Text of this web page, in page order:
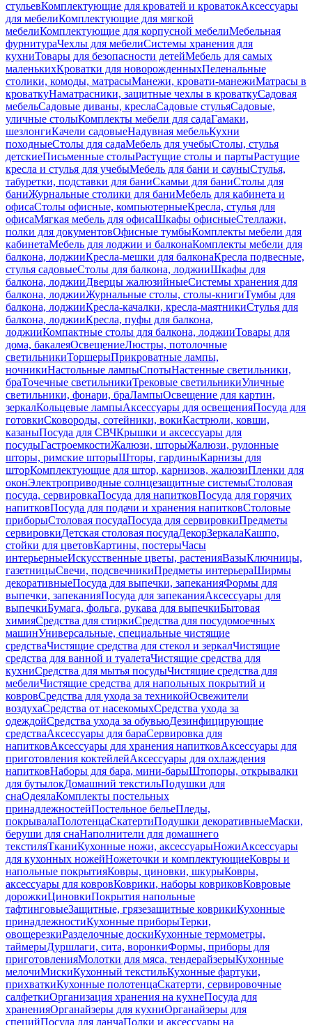
стульевКомплектующие для кроватей и кроватокАксессуары
для мебелиКомплектующие для мягкой
мебелиКомплектующие для корпусной мебелиМебельная
фурнитураЧехлы для мебелиСистемы хранения для
кухниТовары для безопасности детейМебель для самых
маленькихКроватки для новорожденныхПеленальные
столики, комоды, матрасыМанежи, кровати-манежиМатрасы в
кроваткуНаматрасники, защитные чехлы в кроваткуСадовая
мебельСадовые диваны, креслаСадовые стульяСадовые,
уличные столыКомплекты мебели для садаГамаки,
шезлонгиКачели садовыеНадувная мебельКухни
походныеСтолы для садаМебель для учебыСтолы, стулья
детскиеПисьменные столыРастущие столы и партыРастущие
кресла и стулья для учебыМебель для бани и сауныСтулья,
табуретки, подставки для баниСкамьи для баниСтолы для
баниЖурнальные столики для баниМебель для кабинета и
офисаСтолы офисные, компьютерныеКресла, стулья для
офисаМягкая мебель для офисаШкафы офисныеСтеллажи,
полки для документовОфисные тумбыКомплекты мебели для
кабинетаМебель для лоджии и балконаКомплекты мебели для
балкона, лоджииКресла-мешки для балконаКресла подвесные,
стулья садовыеСтолы для балкона, лоджииШкафы для
балкона, лоджииДверцы жалюзийныеСистемы хранения для
балкона, лоджииЖурнальные столы, столы-книгиТумбы для
балкона, лоджииКресла-качалки, кресла-маятникиСтулья для
балкона, лоджииКресла, пуфы для балкона,
лоджииКомпактные столы для балкона, лоджииТовары для
дома, бакалеяОсвещениеЛюстры, потолочные
светильникиТоршерыПрикроватные лампы,
ночникиНастольные лампыСпотыНастенные светильники,
браТочечные светильникиТрековые светильникиУличные
светильники, фонари, браЛампыОсвещение для картин,
зеркалКольцевые лампыАксессуары для освещенияПосуда для
готовкиСковороды, сотейники, вокиКастрюли, ковши,
казаныПосуда для СВЧКрышки и аксессуары для
посудыГастроемкостиЖалюзи, шторыЖалюзи, рулонные
шторы, римские шторыШторы, гардиныКарнизы для
шторКомплектующие для штор, карнизов, жалюзиПленки для
оконЭлектроприводные солнцезащитные системыСтоловая
посуда, сервировкаПосуда для напитковПосуда для горячих
напитковПосуда для подачи и хранения напитковСтоловые
приборыСтоловая посудаПосуда для сервировкиПредметы
сервировкиДетская столовая посудаДекорЗеркалаКашпо,
стойки для цветовКартины, постерыЧасы
интерьерныеИскусственные цветы, растенияВазыКлючницы,
газетницыСвечи, подсвечникиПредметы интерьераШирмы
декоративныеПосуда для выпечки, запеканияФормы для
выпечки, запеканияПосуда для запеканияАксессуары для
выпечкиБумага, фольга, рукава для выпечкиБытовая
химияСредства для стиркиСредства для посудомоечных
машинУниверсальные, специальные чистящие
средстваЧистящие средства для стекол и зеркалЧистящие
средства для ванной и туалетаЧистящие средства для
кухниСредства для мытья посудыЧистящие средства для
мебелиЧистящие средства для напольных покрытий и
ковровСредства для ухода за техникойОсвежители
воздухаСредства от насекомыхСредства ухода за
одеждойСредства ухода за обувьюДезинфицирующие
средстваАксессуары для бараСервировка для
напитковАксессуары для хранения напитковАксессуары для
приготовления коктейлейАксессуары для охлаждения
напитковНаборы для бара, мини-барыШтопоры, открывалки
для бутылокДомашний текстильПодушки для
снаОдеялаКомплекты постельных
принадлежностейПостельное бельеПледы,
покрывалаПолотенцаСкатертиПодушки декоративныеМаски,
беруши для снаНаполнители для домашнего
текстиляТканиКухонные ножи, аксессуарыНожиАксессуары
для кухонных ножейНожеточки и комплектующиеКовры и
напольные покрытияКовры, циновки, шкурыКовры,
аксессуары для ковровКоврики, наборы ковриковКовровые
дорожкиЦиновкиПокрытия напольные
тафтинговыеЗащитные, грязезащитные коврикиКухонные
принадлежностиКухонные приборыТерки,
овощерезкиРазделочные доскиКухонные термометры,
таймерыДуршлаги, сита, воронкиФормы, приборы для
приготовленияМолотки для мяса, тендерайзерыКухонные
мелочиМискиКухонный текстильКухонные фартуки,
прихваткиКухонные полотенцаСкатерти, сервировочные
салфеткиОрганизация хранения на кухнеПосуда для
храненияОрганайзеры для кухниОрганайзеры для
специйПосуда для ланчаПолки и аксессуары на